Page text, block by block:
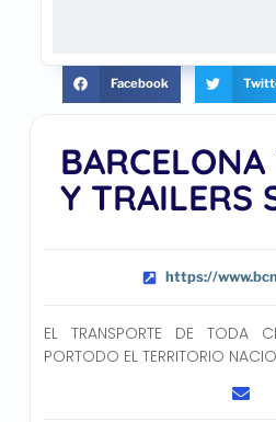
Y TRAILERS
https://
EL TRANSPORTE DE TODA
PORTODO EL TERRITORIO
Facebook